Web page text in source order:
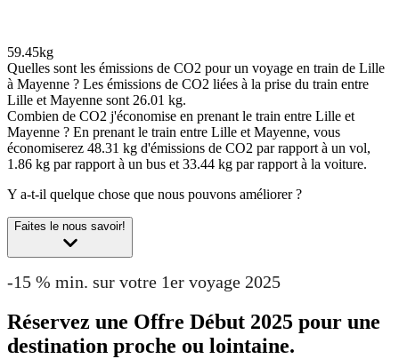
59.45kg
Quelles sont les émissions de CO2 pour un voyage en train de Lille
à Mayenne ? Les émissions de CO2 liées à la prise du train entre
Lille et Mayenne sont 26.01 kg.
Combien de CO2 j'économise en prenant le train entre Lille et
Mayenne ? En prenant le train entre Lille et Mayenne, vous
économiserez 48.31 kg d'émissions de CO2 par rapport à un vol,
1.86 kg par rapport à un bus et 33.44 kg par rapport à la voiture.
Y a-t-il quelque chose que nous pouvons améliorer ?
Faites le nous savoir!
-15 % min. sur votre 1er voyage 2025
Réservez une Offre Début 2025 pour une
destination proche ou lointaine.